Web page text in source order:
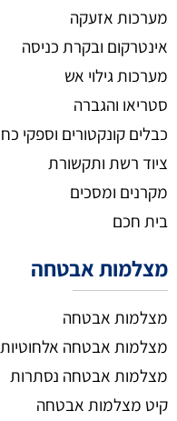
מערכות אזעקה
אינטרקום ובקרת כניסה
מערכות גילוי אש
סטריאו והגברה
כבלים קונקטורים וספקי כח
ציוד רשת ותקשורת
מקרנים ומסכים
בית חכם
מצלמות אבטחה
מצלמות אבטחה
מצלמות אבטחה אלחוטיות
מצלמות אבטחה נסתרות
קיט מצלמות אבטחה